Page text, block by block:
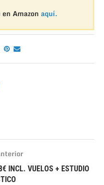
Amazon aquí.
INCL. VUELOS + ESTUDIO